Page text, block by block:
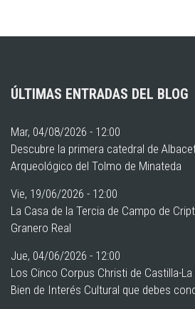
ÚLTIMAS ENTRADAS DEL BLOG
Mar, 04/08/2026 - 12:00
Descubre la primera catedral de
Arqueológico del Tolmo de Minateda
Vie, 19/06/2026 - 12:00
La Casa de la Tercia de Campo de
Granero Real
Jue, 04/06/2026 - 12:00
Los Cinco Corpus Christi de Castilla-
Bien de Interés Cultural que debes